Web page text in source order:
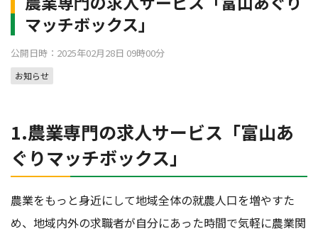
マッチボックス」
公開日時：2025年02月28日 09時00分
お知らせ
1.農業専門の求人サービス「富山あ
ぐりマッチボックス」
農業をもっと身近にして地域全体の就農人口を増やすた
め、地域内外の求職者が自分にあった時間で気軽に農業関